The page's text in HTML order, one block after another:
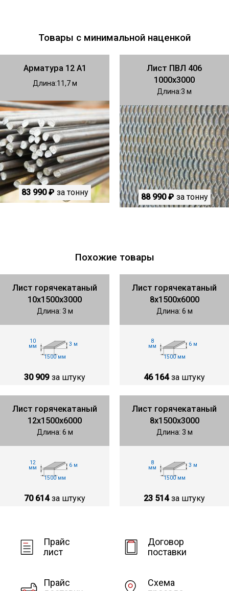
Товары с минимальной наценкой
Арматура 12 А1
Длина 11,7
83 990 ₽ за тонну
Лист ПВЛ 406
1000х3000
Длина 3
88 990 ₽ за тонну
Похожие товары
Лист горячекатаный
10х1500х3000
Длина: 3 м
10
мм
3 м
1500 мм
30 909 за штуку
Лист горячекатаный
8х1500х6000
Длина: 6 м
8
мм
6 м
1500 мм
46 164 за штуку
Лист горячекатаный
12х1500х6000
Длина: 6 м
12
мм
6 м
1500 мм
70 614 за штуку
Лист горячекатаный
8х1500х3000
Длина: 3 м
8
мм
3 м
1500 мм
23 514 за штуку
Прайс
лист
Договор
поставки
Прайс
Схема